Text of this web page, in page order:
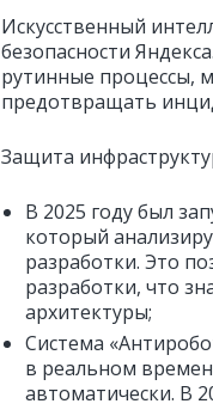
Искусственный
безопасности
рутинные процессы,
предотвращать
Защита
В 2025 году был
который
разработки. Это
разработки, что
архитектуры;
Система
в реальном
автоматически. В